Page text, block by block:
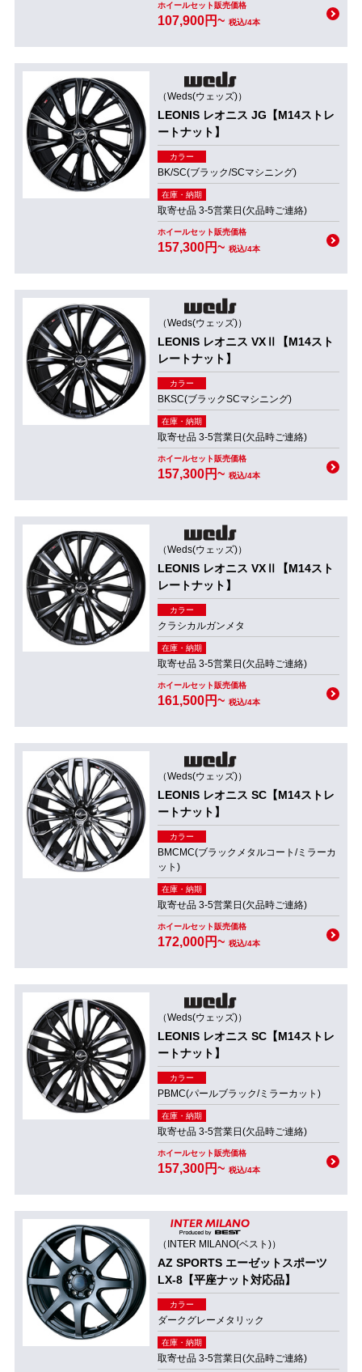
ホイールセット販売価格
107,900円~ 税込/4本
（Weds(ウェッズ)）
LEONIS レオニス JG【M14ストレ
ートナット】
カラー
BK/SC(ブラック/SCマシニング)
在庫・納期
取寄せ品 3-5営業日(欠品時ご連絡)
ホイールセット販売価格
157,300円~ 税込/4本
（Weds(ウェッズ)）
LEONIS レオニス VXⅡ【M14スト
レートナット】
カラー
BKSC(ブラックSCマシニング)
在庫・納期
取寄せ品 3-5営業日(欠品時ご連絡)
ホイールセット販売価格
157,300円~ 税込/4本
（Weds(ウェッズ)）
LEONIS レオニス VXⅡ【M14スト
レートナット】
カラー
クラシカルガンメタ
在庫・納期
取寄せ品 3-5営業日(欠品時ご連絡)
ホイールセット販売価格
161,500円~ 税込/4本
（Weds(ウェッズ)）
LEONIS レオニス SC【M14ストレ
ートナット】
カラー
BMCMC(ブラックメタルコート/ミラーカ
ット)
在庫・納期
取寄せ品 3-5営業日(欠品時ご連絡)
ホイールセット販売価格
172,000円~ 税込/4本
（Weds(ウェッズ)）
LEONIS レオニス SC【M14ストレ
ートナット】
カラー
PBMC(パールブラック/ミラーカット)
在庫・納期
取寄せ品 3-5営業日(欠品時ご連絡)
ホイールセット販売価格
157,300円~ 税込/4本
（INTER MILANO(ベスト)）
AZ SPORTS エーゼットスポーツ
LX-8【平座ナット対応品】
カラー
ダークグレーメタリック
在庫・納期
取寄せ品 3-5営業日(欠品時ご連絡)